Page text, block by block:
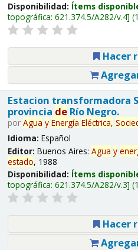
Disponibilidad: Ítems
topográfica: 621.374.5/A282/v.4
Hacer
Estacion transformadora
provincia deRío Negro.
por Agua y Energía Eléctrica,
Idioma: Español
Editor: Buenos Aires: Agua y
estado, 1988
Disponibilidad: Ítems
topográfica: 621.374.5/A282/v.3
Hacer